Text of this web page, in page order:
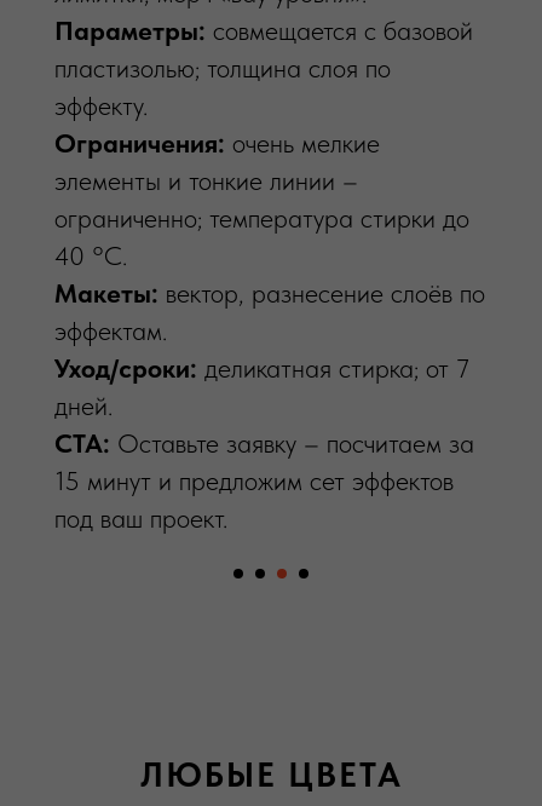
Параметры: формы любые; край –
мерроу/laser-cut; крепление – пришив/
термо/Velcro.
Ограничения: по толщине/
микродеталям зависят от типа;
согласуем на этапе макета.
Макеты:
укажем допуски.
Уход/сроки:
запросу.
CTA:Оставьте заявку – посчитаем за
15 минут.
Параметры: совмещается с базовой
пластизолью; толщина слоя по
эффекту.
Ограничения: очень мелкие
элементы и тонкие линии –
ограниченно; температура стирки до
40 °C.
Макеты: вектор, разнесение слоёв по
эффектам.
Уход/сроки: деликатная стирка; от 7
дней.
CTA: Оставьте заявку – посчитаем за
15 минут и предложим сет эффектов
под ваш проект.
НЕТ НУЖНОГО ЦВЕТА, ПОДБЕРЕМ
ПОДХОДЯЩИЙ ИНДИВИДУАЛЬНО ДЛЯ ВАС